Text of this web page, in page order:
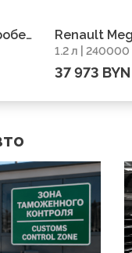
Renault
240000 км
1.2 л | 240000
37 973 BYN